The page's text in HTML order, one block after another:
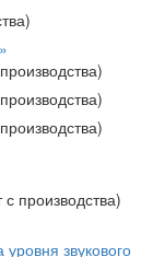
производства)
звукового